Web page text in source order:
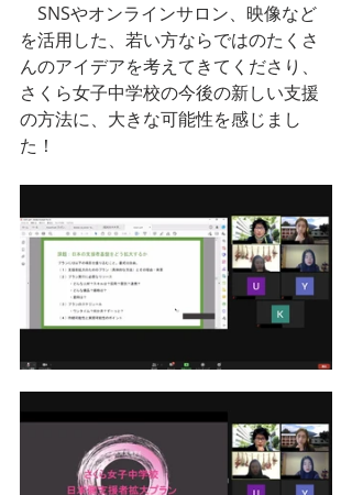
SNSやオンラインサロン、映像など
を活用した、若い方ならではのたくさ
んのアイデアを考えてきてくださり、
さくら女子中学校の今後の新しい支援
の方法に、大きな可能性を感じまし
た！